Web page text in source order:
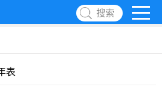
搜索
表